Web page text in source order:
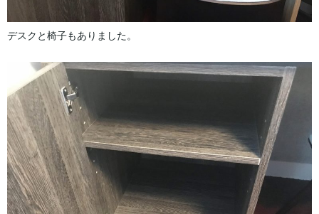
デスクと椅子もありました。